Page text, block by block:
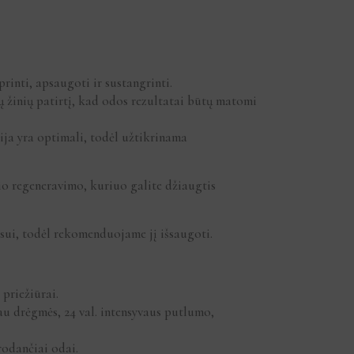
apsaugoti ir sustangrinti.
žinių patirtį, kad odos rezultatai būtų matomi
yra optimali, todėl užtikrinama
regeneravimo, kuriuo galite džiaugtis
todėl rekomenduojame jį išsaugoti.
priežiūrai.
24 val. intensyvaus putlumo,
odai.